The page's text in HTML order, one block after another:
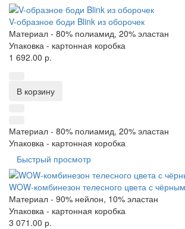
V-образное боди Blink из оборочек
Материал - 80% полиамид, 20% эластан
Упаковка - картонная коробка
1 692.00 р.
В корзину
Материал - 80% полиамид, 20% эластан
Упаковка - картонная коробка
Быстрый просмотр
WOW-комбинезон телесного цвета с
Материал - 90% нейлон, 10% эластан
Упаковка - картонная коробка
3 071.00 р.